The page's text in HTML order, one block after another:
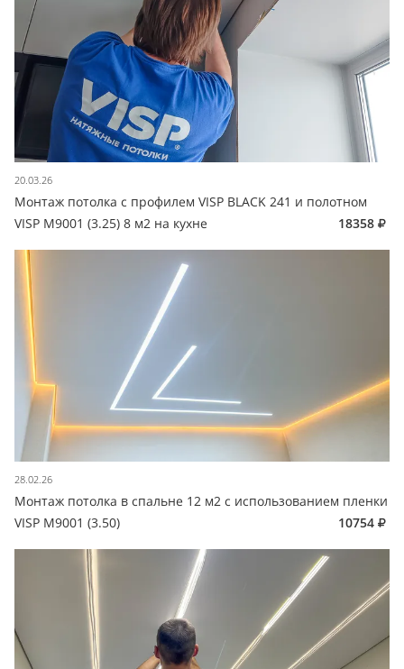
20.03.26
Монтаж потолка с профилем VISP BLACK 241 и полотном
VISP M9001 (3.25) 8 м2 на кухне
18358
28.02.26
Монтаж потолка в спальне 12 м2 с использованием пленки
VISP M9001 (3.50)
10754